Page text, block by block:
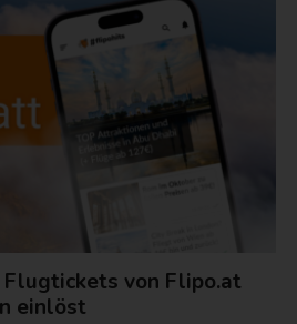
von Flipo.at
einlöst